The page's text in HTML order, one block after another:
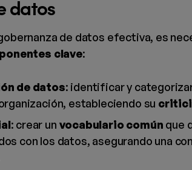
datos
de datos efectiva, es
clave:
de datos: identificar y
estableciendo su
: crear un vocabulario común que
con los datos, asegurando una